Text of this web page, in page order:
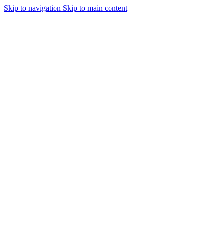
Skip to navigation Skip to main content